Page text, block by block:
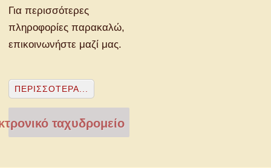
Για περισσότερες
πληροφορίες παρακαλώ,
επικοινωνήστε μαζί μας.
ΠΕΡΙΣΣΌΤΕΡΑ...
ταχυδρομείο